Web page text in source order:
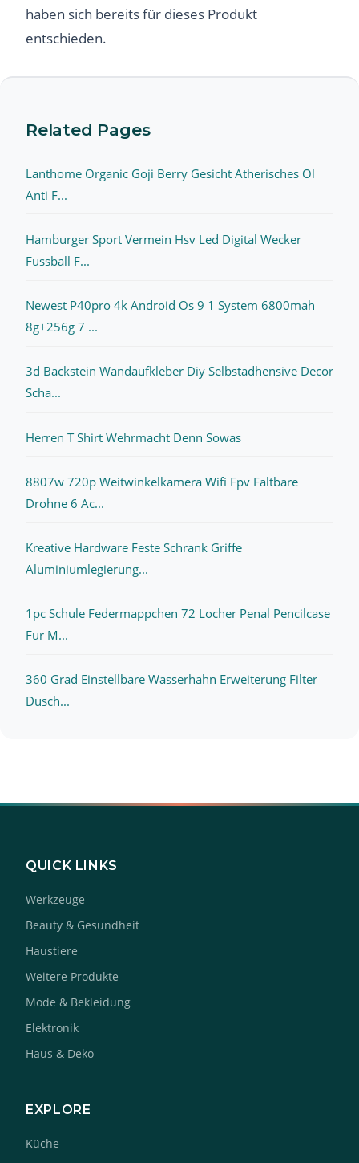
haben sich bereits für dieses Produkt
entschieden.
Related Pages
Lanthome Organic Goji Berry Gesicht Atherisches Ol
Anti F...
Hamburger Sport Vermein Hsv Led Digital Wecker
Fussball F...
Newest P40pro 4k Android Os 9 1 System 6800mah
8g+256g 7 ...
3d Backstein Wandaufkleber Diy Selbstadhensive Decor
Scha...
Herren T Shirt Wehrmacht Denn Sowas
8807w 720p Weitwinkelkamera Wifi Fpv Faltbare
Drohne 6 Ac...
Kreative Hardware Feste Schrank Griffe
Aluminiumlegierung...
1pc Schule Federmappchen 72 Locher Penal Pencilcase
Fur M...
360 Grad Einstellbare Wasserhahn Erweiterung Filter
Dusch...
QUICK LINKS
Werkzeuge
Beauty & Gesundheit
Haustiere
Weitere Produkte
Mode & Bekleidung
Elektronik
Haus & Deko
EXPLORE
Küche